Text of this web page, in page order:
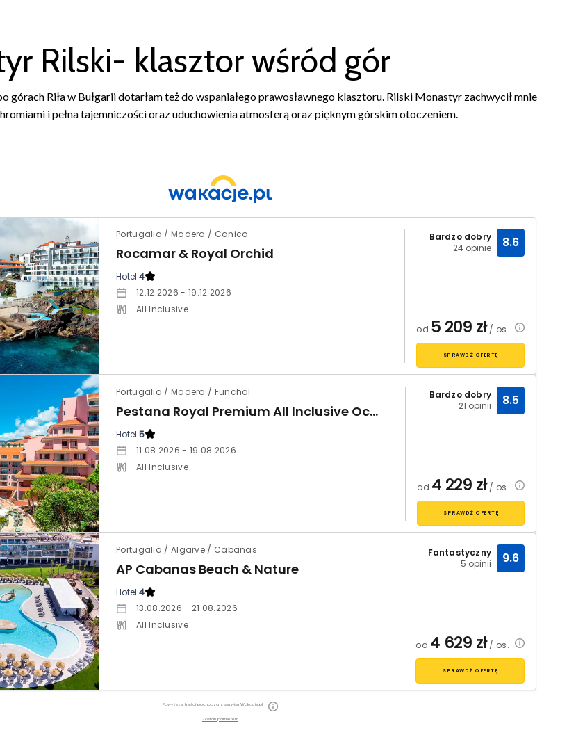
Rilski- klasztor wśród gór
górach Riła w Bułgarii dotarłam też do wspaniałego prawosławnego klasztoru. Rilski Monastyr zachwycił mnie
i pełna tajemniczości oraz uduchowienia atmosferą oraz pięknym górskim otoczeniem.
Portugalia / Madera / Canico
Rocamar & Royal Orchid
Hotel:4
12.12.2026 - 19.12.2026
All Inclusive
Bardzo dobry
24 opinie
8.6
od 5 209 zł/ os.
SPRAWDŹ OFERTĘ
Portugalia / Madera / Funchal
Pestana Royal Premium All Inclusive Ocean & Spa
Hotel:5
11.08.2026 - 19.08.2026
All Inclusive
Bardzo dobry
21 opinii
8.5
od 4 229 zł/ os.
SPRAWDŹ OFERTĘ
Portugalia / Algarve / Cabanas
AP Cabanas Beach & Nature
Hotel:4
13.08.2026 - 21.08.2026
All Inclusive
Fantastyczny
5 opinii
9.6
od 4 629 zł/ os.
SPRAWDŹ OFERTĘ
Powyższe treści pochodzą z serwisu Wakacje.pl
Zostań partnerem